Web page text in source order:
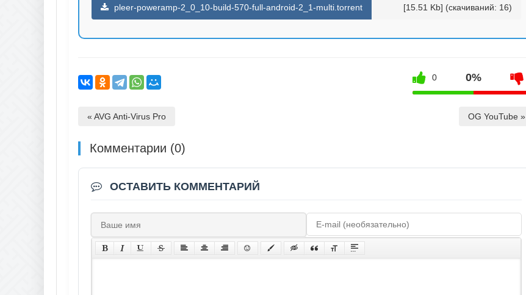
pleer-poweramp-2_0_10-build-570-full-android-2_1-multi.torrent [15.51 Kb] (cкачиваний: 16)
0 0%
« AVG Anti-Virus Pro OG YouTube »
Комментарии (0)
ОСТАВИТЬ КОММЕНТАРИЙ